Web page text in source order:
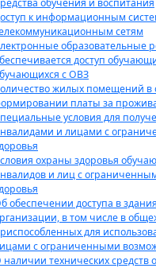
обучения и воспитания
к информационным
сетям
образовательные
доступ
с ОВЗ
жилых помещений в
платы за
условия для
и лицами с
охраны здоровья
и лиц с
обеспечении доступа в
в том числе в
для
с ограниченными
технических средств